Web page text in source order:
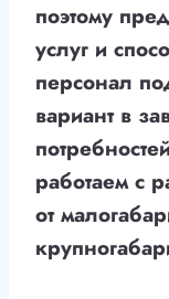
поэтому
услуг и
персонал
вариант в
работаем с
от